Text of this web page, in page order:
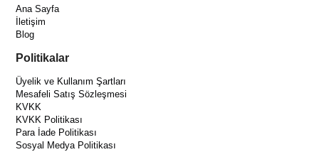
Ana Sayfa
İletişim
Blog
Politikalar
Üyelik ve Kullanım Şartları
Mesafeli Satış Sözleşmesi
KVKK
KVKK Politikası
Para İade Politikası
Sosyal Medya Politikası